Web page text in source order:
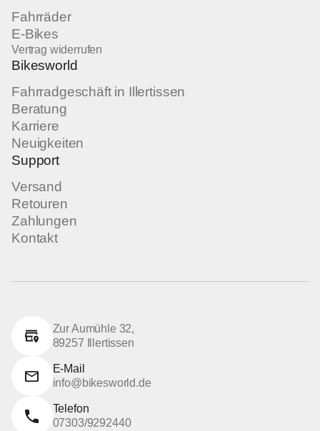
Fahrräder
E-Bikes
Vertrag widerrufen
Bikesworld
Fahrradgeschäft in Illertissen
Beratung
Karriere
Neuigkeiten
Support
Versand
Retouren
Zahlungen
Kontakt
Zur Aumühle 32,
89257 Illertissen
E-Mail
info@bikesworld.de
Telefon
07303/9292440